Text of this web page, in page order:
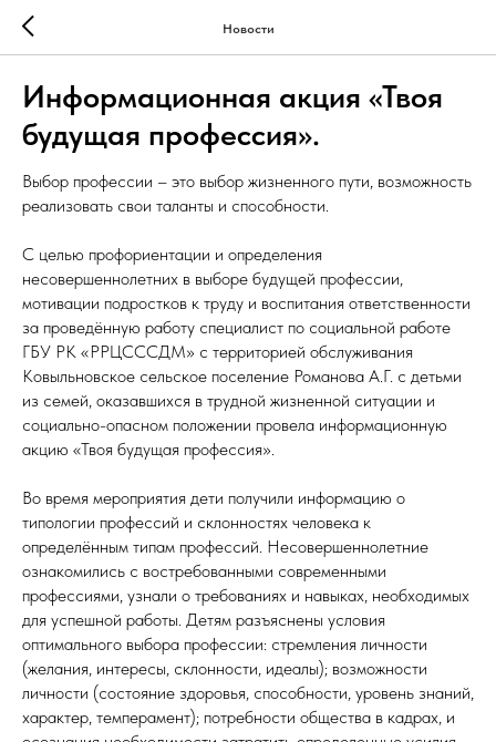
Новости
Информационная акция «Твоя
будущая профессия».
Выбор профессии – это выбор жизненного пути, возможность
реализовать свои таланты и способности.
С целью профориентации и определения
несовершеннолетних в выборе будущей профессии,
мотивации подростков к труду и воспитания ответственности
за проведённую работу специалист по социальной работе
ГБУ РК «РРЦСССДМ» с территорией обслуживания
Ковыльновское сельское поселение Романова А.Г. с детьми
из семей, оказавшихся в трудной жизненной ситуации и
социально-опасном положении провела информационную
акцию «Твоя будущая профессия».
Во время мероприятия дети получили информацию о
типологии профессий и склонностях человека к
определённым типам профессий. Несовершеннолетние
ознакомились с востребованными современными
профессиями, узнали о требованиях и навыках, необходимых
для успешной работы. Детям разъяснены условия
оптимального выбора профессии: стремления личности
(желания, интересы, склонности, идеалы); возможности
личности (состояние здоровья, способности, уровень знаний,
характер, темперамент); потребности общества в кадрах, и